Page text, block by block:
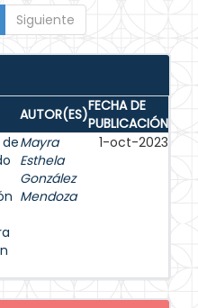
Siguiente
AUTOR(ES)FECHA DE
PUBLICACIÓN
Mayra
Esthela
González
Mendoza
1-oct-2023